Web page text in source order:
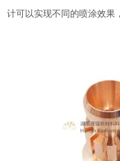
计可以实现不同的喷涂效果